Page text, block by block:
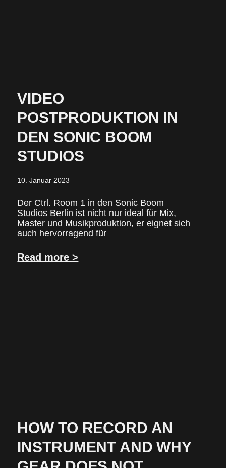
VIDEO
POSTPRODUKTION IN
DEN SONIC BOOM
STUDIOS
10. Januar 2023
Der Ctrl. Room 1 in den Sonic Boom
Studios Berlin ist nicht nur ideal für Mix,
Master und Musikproduktion, er eignet sich
auch hervorragend für
Read more >
HOW TO RECORD AN
INSTRUMENT AND WHY